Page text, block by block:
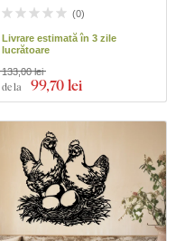
(0)
Livrare estimată în 3 zile
lucrătoare
de la 99,70 lei
133,00 lei